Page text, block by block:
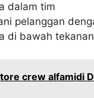
dalam tim
pelanggan
di bawah tekanan
crew alfamidi